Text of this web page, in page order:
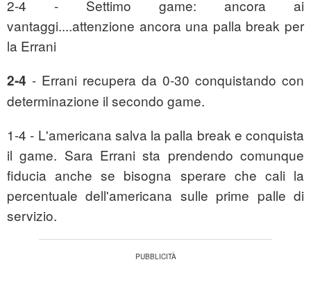
2-4 - Settimo game: ancora ai
vantaggi....attenzione ancora una palla break per
la Errani
2-4 - Errani recupera da 0-30 conquistando con
determinazione il secondo game.
1-4 - L'americana salva la palla break e conquista
il game. Sara Errani sta prendendo comunque
fiducia anche se bisogna sperare che cali la
percentuale dell'americana sulle prime palle di
servizio.